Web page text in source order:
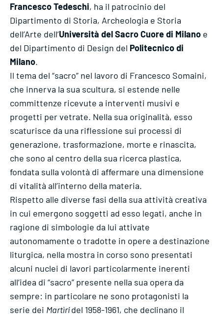
Francesco Tedeschi, ha il patrocinio del
Dipartimento di Storia, Archeologia e Storia
dell’Arte dell’Università del Sacro Cuore di Milano e
del Dipartimento di Design del Politecnico di
Milano.
Il tema del “sacro” nel lavoro di Francesco Somaini,
che innerva la sua scultura, si estende nelle
committenze ricevute a interventi musivi e
progetti per vetrate. Nella sua originalità, esso
scaturisce da una riflessione sui processi di
generazione, trasformazione, morte e rinascita,
che sono al centro della sua ricerca plastica,
fondata sulla volontà di affermare una dimensione
di vitalità all’interno della materia.
Rispetto alle diverse fasi della sua attività creativa
in cui emergono soggetti ad esso legati, anche in
ragione di simbologie da lui attivate
autonomamente o tradotte in opere a destinazione
liturgica, nella mostra in corso sono presentati
alcuni nuclei di lavori particolarmente inerenti
all‘idea di “sacro” presente nella sua opera da
sempre: in particolare ne sono protagonisti la
serie dei Martìridel 1958-1961, che declinano il